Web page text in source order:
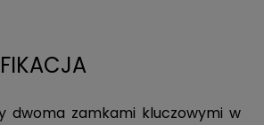
dwoma zamkami kluczowymi w